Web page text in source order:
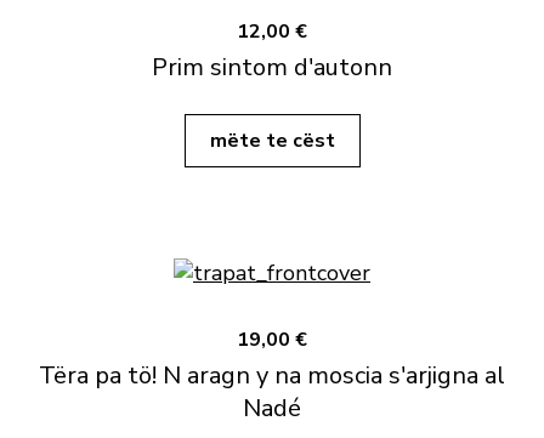
12,00 €
Prim sintom d'autonn
mëte te cëst
19,00 €
Tëra pa tö! N aragn y na moscia s'arjigna al
Nadé